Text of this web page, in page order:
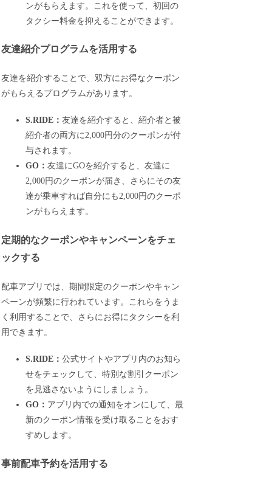
ンがもらえます。これを使って、初回の
タクシー料金を抑えることができます。
友達紹介プログラムを活用する
友達を紹介することで、双方にお得なクーポン
がもらえるプログラムがあります。
S.RIDE：友達を紹介すると、紹介者と被
紹介者の両方に2,000円分のクーポンが付
与されます。
GO：友達にGOを紹介すると、友達に
2,000円のクーポンが届き、さらにその友
達が乗車すれば自分にも2,000円のクーポ
ンがもらえます。
定期的なクーポンやキャンペーンをチェ
ックする
配車アプリでは、期間限定のクーポンやキャン
ペーンが頻繁に行われています。これらをうま
く利用することで、さらにお得にタクシーを利
用できます。
S.RIDE：公式サイトやアプリ内のお知ら
せをチェックして、特別な割引クーポン
を見逃さないようにしましょう。
GO： アプリ内での通知をオンにして、最
新のクーポン情報を受け取ることをおす
すめします。
事前配車予約を活用する